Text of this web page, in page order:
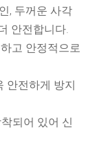
, 두꺼운 사각
안전합니다.
고 안정적으로
안전하게 방지
되어 있어 신